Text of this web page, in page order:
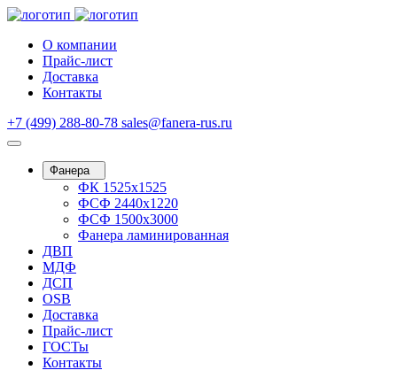
О компании
Прайс-лист
Доставка
Контакты
+7 (499) 288-80-78 sales@fanera-rus.ru
Фанера
ФК 1525х1525
ФСФ 2440х1220
ФСФ 1500х3000
Фанера ламинированная
ДВП
МДФ
ДСП
OSB
Доставка
Прайс-лист
ГОСТы
Контакты